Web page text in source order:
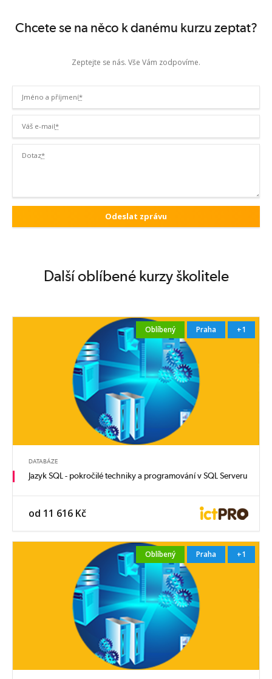
Chcete se na něco k danému kurzu zeptat?
Zeptejte se nás. Vše Vám zodpovíme.
Jméno a příjmení*
Váš e-mail*
Dotaz*
Další oblíbené kurzy školitele
Oblíbený Praha +1
DATABÁZE
Jazyk SQL - pokročilé techniky a programování v SQL Serveru
od 11 616 Kč
Oblíbený Praha +1